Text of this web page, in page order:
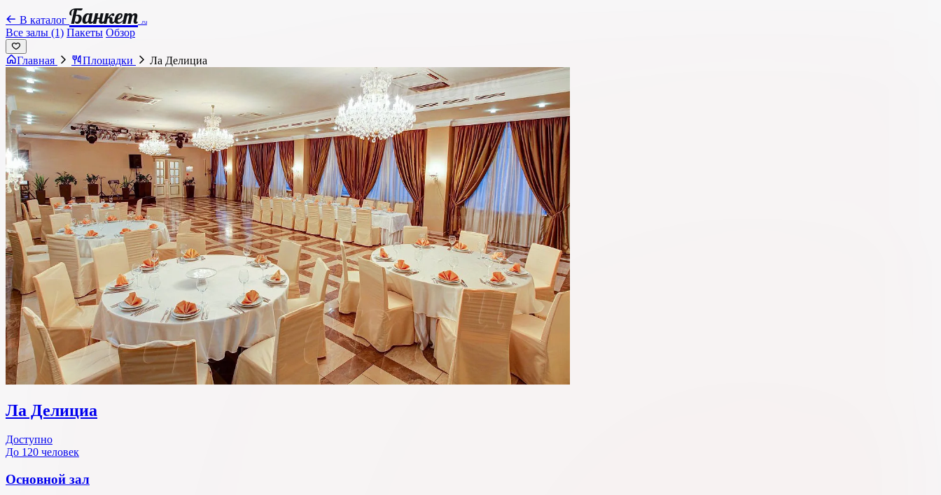
В каталог Банкет .ru
Все залы (1) Пакеты Обзор
Главная Площадки Ла Делициа
Ла Делициа
Доступно
До 120 человек
Основной зал